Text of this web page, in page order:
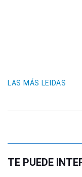
LAS MÁS LEIDAS
TE PUEDE